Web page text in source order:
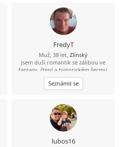
FredyT
Muž, 38 let, Zlínský
Jsem duší romantik se zálibou ve
fantasy, čtení a historickém šermu.
Rád si zajdu do kina a na různé akce.
Nekuřák a pijící jen příležitostně,
nebo lépe nikdy.
Seznámit se
lubos16